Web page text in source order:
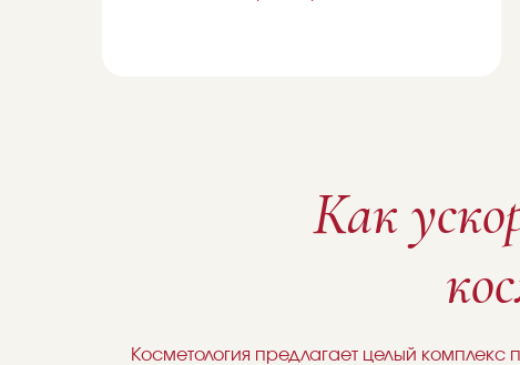
Как
Косметология предлагает целый